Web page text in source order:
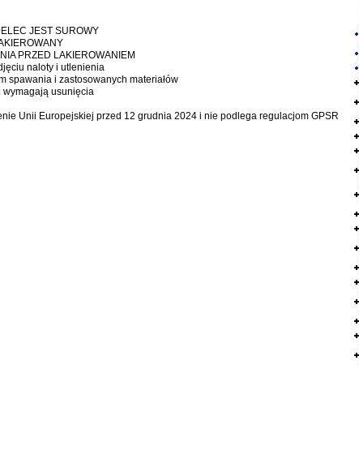
JEST SUROWY
PRZED LAKIEROWANIEM
naloty i utlenienia
spawania i zastosowanych materiałów
wymagają usunięcia
Unii Europejskiej przed 12 grudnia 2024 i nie podlega regulacjom GPSR